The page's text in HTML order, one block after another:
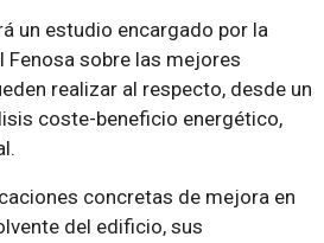
un estudio encargado por la
Fenosa sobre las mejores
realizar al respecto, desde un
coste-beneficio energético,
concretas de mejora en
del edificio, sus